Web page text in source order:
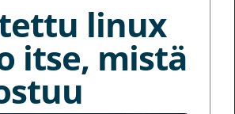
linux
itse, mistä